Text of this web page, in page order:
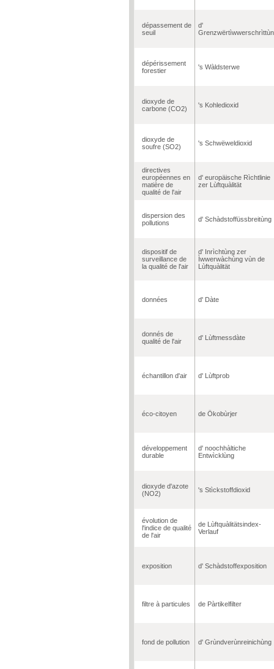
dépassement de
seuil
d'
dépérissement
forestier
's Wàldsterwe
dioxyde de
carbone (CO2)
's Kohledioxid
dioxyde de
soufre (SO2)
's Schwëweldioxid
directives
européennes en
matière de
qualité de l'air
d' europäische Rìchtlinie
zer Lùftquàlität
dispersion des
pollutions
d' Schàdstoffüssbreitùng
dispositif de
surveillance de
la qualité de l'air
d' Inrìchtùng zer
Ìwwerwàchùng vùn de
Lùftquàlität
données d' Dàte
donnés de
qualité de l'air
d' Lùftmessdàte
échantillon d'air d' Lùftprob
éco-citoyen de Ökobùrjer
développement
durable
d' noochhàltiche
Entwìcklùng
dioxyde d'azote
(NO2)
's Stìckstoffdioxid
évolution de
l'indice de qualité
de l'air
de Lùftquàlitätsindex-
Verlauf
exposition d' Schàdstoffexposition
filtre à particules de Pàrtikelfilter
fond de pollution d' Grùndverùnreinichùng